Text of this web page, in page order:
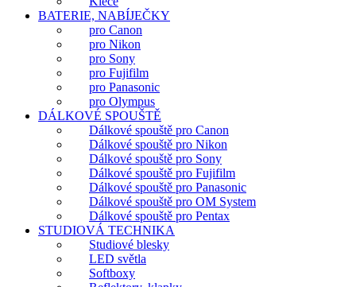
BATERIE, NABÍJEČKY
pro Canon
pro Nikon
pro Sony
pro Fujifilm
pro Panasonic
pro Olympus
DÁLKOVÉ SPOUŠTĚ
Dálkové spouště pro Canon
Dálkové spouště pro Nikon
Dálkové spouště pro Sony
Dálkové spouště pro Fujifilm
Dálkové spouště pro Panasonic
Dálkové spouště pro OM System
Dálkové spouště pro Pentax
STUDIOVÁ TECHNIKA
Studiové blesky
LED světla
Softboxy